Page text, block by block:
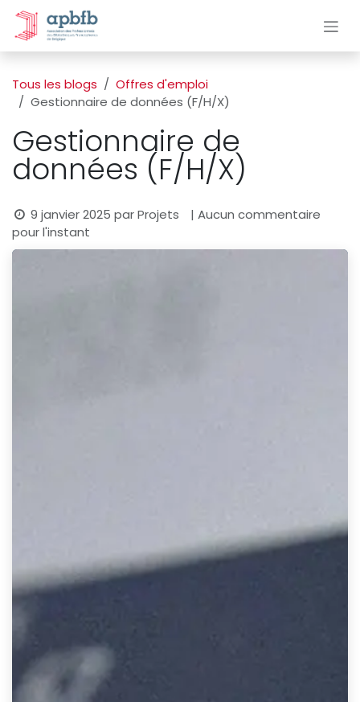
Se rendre au contenu
Tous les blogs
Offres d'emploi
Gestionnaire de données (F/H/X)
Gestionnaire de
données (F/H/X)
9 janvier 2025 parProjets
| Aucun commentaire
pour l'instant